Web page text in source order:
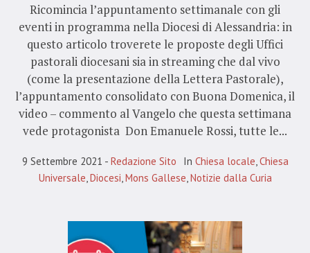
Ricomincia l’appuntamento settimanale con gli
eventi in programma nella Diocesi di Alessandria: in
questo articolo troverete le proposte degli Uffici
pastorali diocesani sia in streaming che dal vivo
(come la presentazione della Lettera Pastorale),
l’appuntamento consolidato con Buona Domenica, il
video – commento al Vangelo che questa settimana
vede protagonista Don Emanuele Rossi, tutte le...
9 Settembre 2021 Redazione Sito In Chiesa locale Chiesa
Universale Diocesi Mons Gallese Notizie dalla Curia